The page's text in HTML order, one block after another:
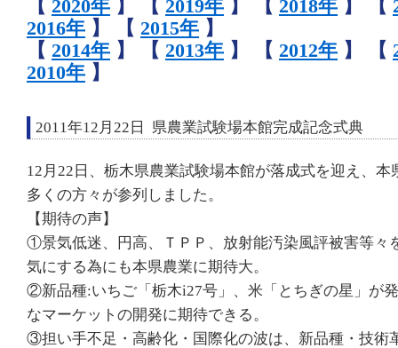
【 2020年 】 【 2019年 】 【 2018年 】 【
2016年 】 【 2015年 】
【 2014年 】 【 2013年 】 【 2012年 】 【
2010年 】
2011年12月22日 県農業試験場本館完成記念式典
12月22日、栃木県農業試験場本館が落成式を迎え、本
多くの方々が参列しました。
【期待の声】
①景気低迷、円高、ＴＰＰ、放射能汚染風評被害等々
気にする為にも本県農業に期待大。
②新品種:いちご「栃木i27号」、米「とちぎの星」が
なマーケットの開発に期待できる。
③担い手不足・高齢化・国際化の波は、新品種・技術